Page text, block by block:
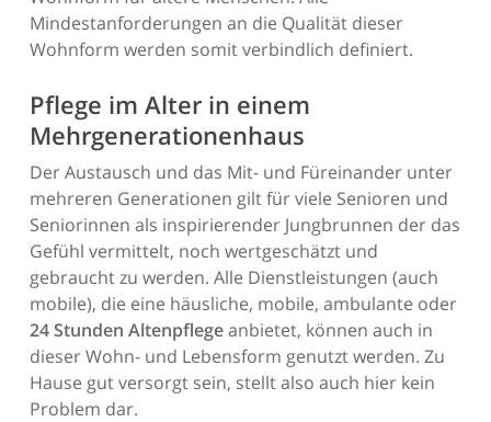
Mindestanforderungen an die Qualität dieser
Wohnform werden somit verbindlich definiert.
Pflege im Alter in einem
Mehrgenerationenhaus
Der Austausch und das Mit- und Füreinander unter
mehreren Generationen gilt für viele Senioren und
Seniorinnen als inspirierender Jungbrunnen der das
Gefühl vermittelt, noch wertgeschätzt und
gebraucht zu werden. Alle Dienstleistungen (auch
mobile), die eine häusliche, mobile, ambulante oder
24 Stunden Altenpflegeanbietet, können auch in
dieser Wohn- und Lebensform genutzt werden. Zu
Hause gut versorgt sein, stellt also auch hier kein
Problem dar.